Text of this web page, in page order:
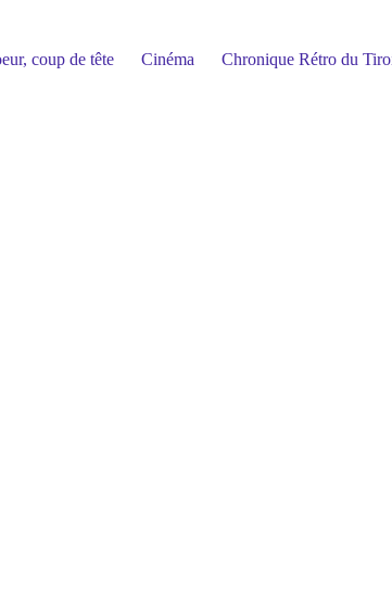
coup de tête Cinéma Chronique Rétro du